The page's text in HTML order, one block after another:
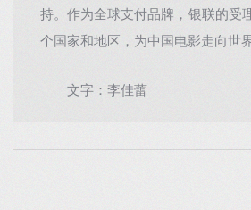
持。作为全球支付品牌，银联的受
个国家和地区，为中国电影走向世
文字：李佳蕾